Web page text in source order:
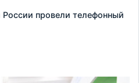
России провели телефонный